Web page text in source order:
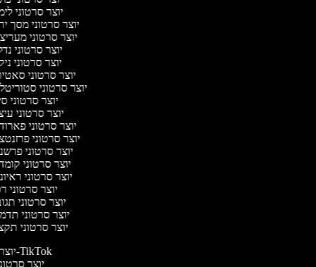
יוצר סרטוני
יוצר סרטוני מסך
יוצר סרטוני
יוצר סרטוני
יוצר סרטוני
יוצר סרטוני
יוצר סרטוני
יוצר סרטוני
יוצר סרטוני
יוצר סרטוני
יוצר סרטוני
יוצר סרטוני
יוצר סרטוני
יוצר סרטוני
יוצר סרטוני
יוצר סרטוני
יוצר סרטוני
יוצר סרטוני
יוצר סרטונים ל-TikTok
יוצר